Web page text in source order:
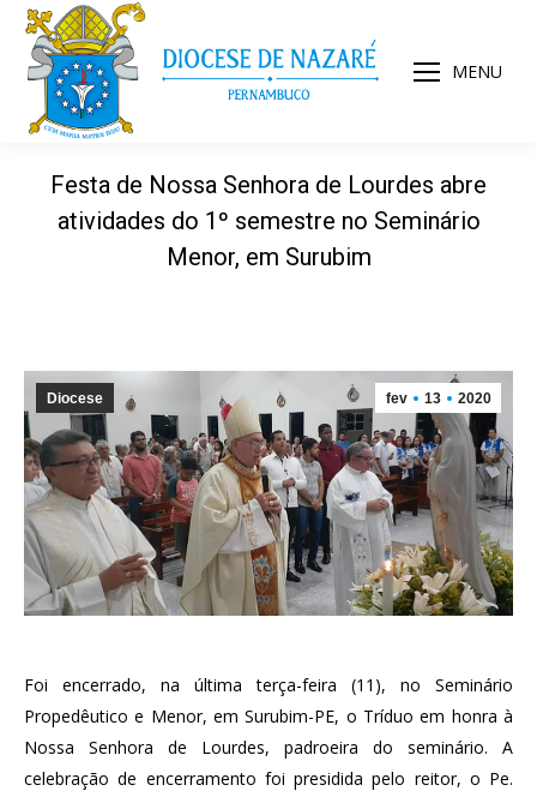
MENU
Festa de Nossa Senhora de Lourdes abre
atividades do 1º semestre no Seminário
Menor, em Surubim
fev 13 2020
Diocese
Foi encerrado, na última terça-feira (11), no Seminário
Propedêutico e Menor, em Surubim-PE, o Tríduo em honra à
Nossa Senhora de Lourdes, padroeira do seminário. A
celebração de encerramento foi presidida pelo reitor, o Pe.